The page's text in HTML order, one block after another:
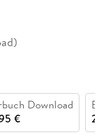
Download
€